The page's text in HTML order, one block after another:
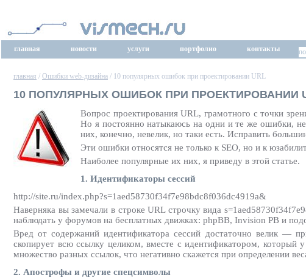
главная новости услуги портфолио контакты
главная / Ошибки web-дизайна / 10 популярных ошибок при проектировании URL
10 ПОПУЛЯРНЫХ ОШИБОК ПРИ ПРОЕКТИРОВАНИИ
Вопрос проектирования URL, грамотного с точки
Но я постоянно натыкаюсь на одни и те же ошибки,
них, конечно, невелик, но таки есть. Исправить
Эти ошибки относятся не только к SEO, но и к
Наиболее популярные их них, я приведу в этой статье.
1. Идентификаторы сессий
http://site.ru/index.php?s=1aed58730f34f7e98bdc8f036dc4919a&
Наверняка вы замечали в строке URL строчку вида
наблюдать у форумов на бесплатных движках: phpBB, Invision PB и
Вред от содержаний идентификатора сессий достаточно велик —
скопирует всю ссылку целиком, вместе с идентификатором, который
множество разных ссылок, что негативно скажется при определении
2. Апострофы и другие спецсимволы